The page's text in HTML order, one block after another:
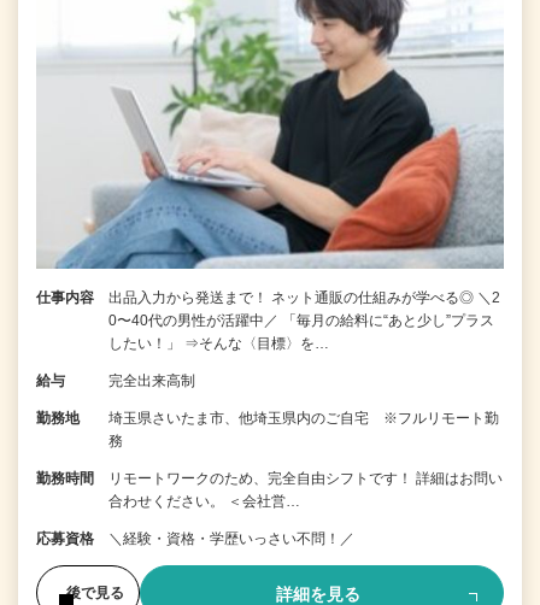
仕事内容
出品入力から発送まで！ ネット通販の仕組みが学べる◎ ＼2
0〜40代の男性が活躍中／ 「毎月の給料に“あと少し”プラス
したい！」 ⇒そんな〈目標〉を…
給与 完全出来高制
勤務地
埼玉県さいたま市、他埼玉県内のご自宅 ※フルリモート勤
務
勤務時間
リモートワークのため、完全自由シフトです！ 詳細はお問い
合わせください。 ＜会社営…
応募資格 ＼経験・資格・学歴いっさい不問！／
後で見る 詳細を見る